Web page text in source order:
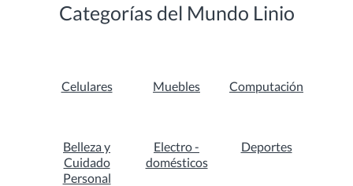
Categorías del Mundo Linio
Celulares Muebles Computación
Belleza y
Cuidado
Personal
Electro -
domésticos
Deportes